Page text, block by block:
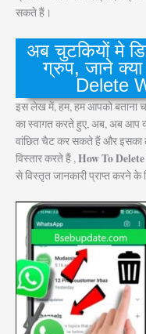
सकते हैं।
अब चुटकियों मे
ग्रुप, जाने क्या
Delete
इस लेख में, हम, हम आपको बताना
का स्वागत करते हुए, अब, अब आप
वांछित चैट कर सकते हैं और इसका
विस्तार करते हैं ,How To
से विस्तृत जानकारी प्राप्त करने के